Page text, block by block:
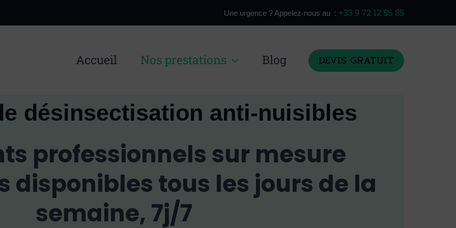
Une urgence ? Appelez-nous au : +33 9 72 12 56 85
Accueil Nos prestations Blog DEVIS GRATUIT
désinsectisation anti-nuisibles
professionnels sur mesure
disponibles tous les jours de la
semaine, 7j/7